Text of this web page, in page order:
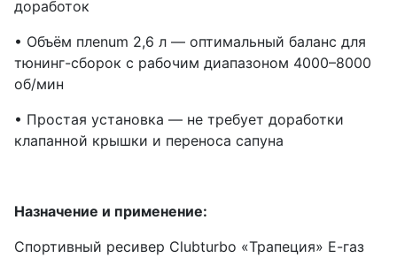
доработок
• Объём плenum 2,6 л — оптимальный баланс для
тюнинг-сборок с рабочим диапазоном 4000–8000
об/мин
• Простая установка — не требует доработки
клапанной крышки и переноса сапуна
Назначение и применение:
Спортивный ресивер Clubturbo «Трапеция» Е-газ